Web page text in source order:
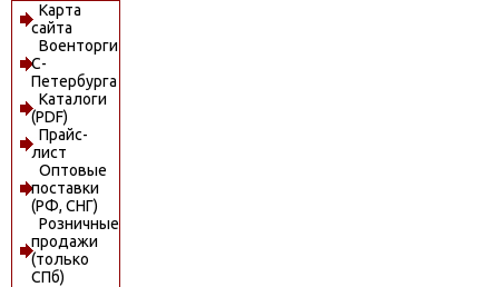
Карта
сайта
Военторги
С-
Петербурга
Каталоги
(PDF)
Прайс-
лист
Оптовые
поставки
(РФ, СНГ)
Розничные
продажи
(только
СПб)